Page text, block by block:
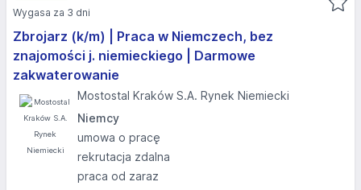
Zbrojarz (k/m) | Praca w Niemczech, bez
znajomości j. niemieckiego | Darmowe
zakwaterowanie
Mostostal Kraków S.A. Rynek Niemiecki
Niemcy
umowa o pracę
rekrutacja zdalna
praca od zaraz
Wygasa za 3 dni